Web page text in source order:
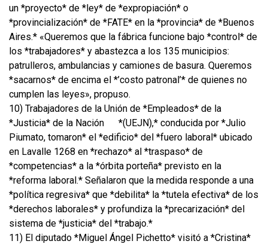
un *proyecto* de *ley* de *expropiación* o
*provincialización* de *FATE* en la *provincia* de *Buenos
Aires.* «Queremos que la fábrica funcione bajo *control* de
los *trabajadores* y abastezca a los 135 municipios:
patrulleros, ambulancias y camiones de basura. Queremos
*sacarnos* de encima el *’costo patronal’* de quienes no
cumplen las leyes», propuso.
10) Trabajadores de la Unión de *Empleados* de la
*Justicia* de la Nación
*(UEJN),* conducida por *Julio
Piumato, tomaron* el *edificio* del *fuero laboral* ubicado
en Lavalle 1268 en *rechazo* al *traspaso* de
*competencias* a la *órbita porteña* previsto en la
*reforma laboral.* Señalaron que la medida responde a una
*política regresiva* que *debilita* la *tutela efectiva* de los
*derechos laborales* y profundiza la *precarización* del
sistema de *justicia* del *trabajo.*
11) El diputado *Miguel Ángel Pichetto* visitó a *Cristina*